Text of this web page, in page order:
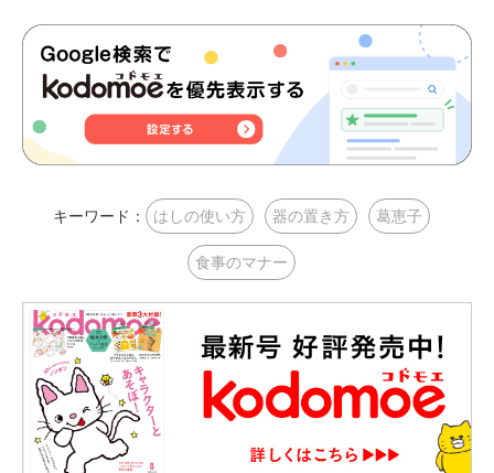
キーワード： はしの使い方 器の置き方 葛恵子
食事のマナー